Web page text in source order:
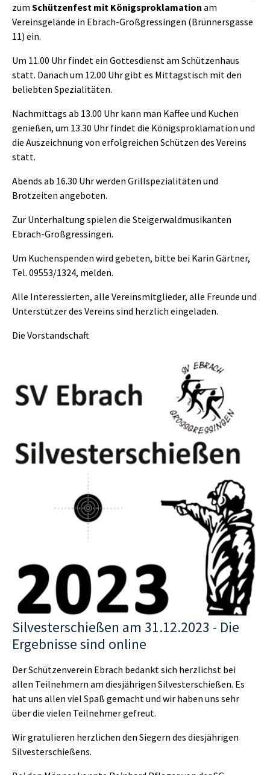
zum Schützenfest mit Königsproklamation am
Vereinsgelände in Ebrach-Großgressingen (Brünnersgasse
11) ein.
Um 11.00 Uhr findet ein Gottesdienst am Schützenhaus
statt. Danach um 12.00 Uhr gibt es Mittagstisch mit den
beliebten Spezialitäten.
Nachmittags ab 13.00 Uhr kann man Kaffee und Kuchen
genießen, um 13.30 Uhr findet die Königsproklamation und
die Auszeichnung von erfolgreichen Schützen des Vereins
statt.
Abends ab 16.30 Uhr werden Grillspezialitäten und
Brotzeiten angeboten.
Zur Unterhaltung spielen die Steigerwaldmusikanten
Ebrach-Großgressingen.
Um Kuchenspenden wird gebeten, bitte bei Karin Gärtner,
Tel. 09553/1324, melden.
Alle Interessierten, alle Vereinsmitglieder, alle Freunde und
Unterstützer des Vereins sind herzlich eingeladen.
Die Vorstandschaft
Silvesterschießen am 31.12.2023 - Die
Ergebnisse sind online
Der Schützenverein Ebrach bedankt sich herzlichst bei
allen Teilnehmern am diesjährigen Silvesterschießen. Es
hat uns allen viel Spaß gemacht und wir haben uns sehr
über die vielen Teilnehmer gefreut.
Wir gratulieren herzlichen den Siegern des diesjährigen
Silvesterschießens.